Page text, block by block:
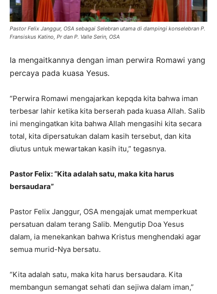
Pastor Felix Janggur, OSA sebagai Selebran utama di dampingi konselebran P.
Fransiskus Katino, Pr dan P. Valle Serin, OSA
Ia mengaitkannya dengan iman perwira Romawi yang
percaya pada kuasa Yesus.
“Perwira Romawi mengajarkan kepqda kita bahwa iman
terbesar lahir ketika kita berserah pada kuasa Allah. Salib
ini mengingatkan kita bahwa Allah mengasihi kita secara
total, kita dipersatukan dalam kasih tersebut, dan kita
diutus untuk mewartakan kasih itu,” tegasnya.
Pastor Felix: “Kita adalah satu, maka kita harus
bersaudara”
Pastor Felix Janggur, OSA mengajak umat memperkuat
persatuan dalam terang Salib. Mengutip Doa Yesus
dalam, ia menekankan bahwa Kristus menghendaki agar
semua murid-Nya bersatu.
“Kita adalah satu, maka kita harus bersaudara. Kita
membangun semangat sehati dan sejiwa dalam iman,”